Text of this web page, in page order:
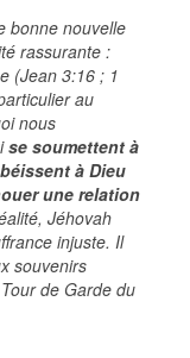
bonne nouvelle
rassurante :
(Jean 3:16 ; 1
au
nous
se soumettent à
à Dieu
une relation
Jéhovah
injuste. Il
souvenirs
de Garde du